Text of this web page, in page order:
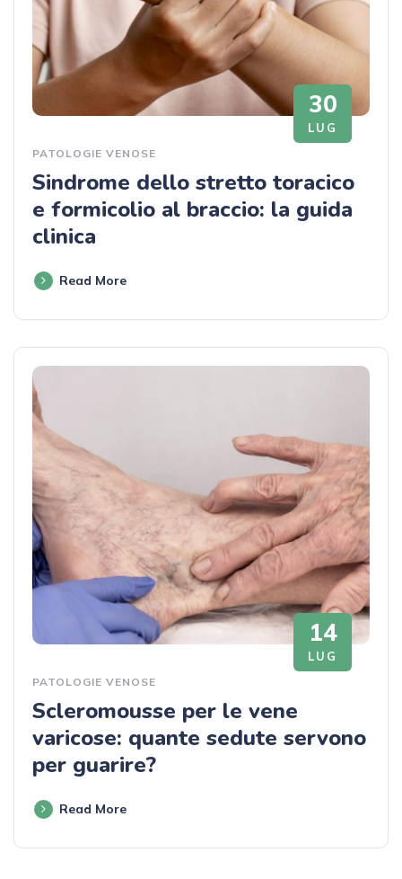
30
LUG
PATOLOGIE VENOSE
Sindrome dello stretto toracico
e formicolio al braccio: la guida
clinica
Read More
14
LUG
PATOLOGIE VENOSE
Scleromousse per le vene
varicose: quante sedute servono
per guarire?
Read More